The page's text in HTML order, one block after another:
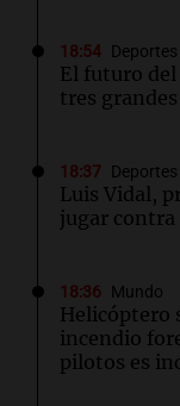
18:54 Deportes
El futuro
tres
18:37 Deportes
Luis Vidal,
jugar
18:36 Mundo
Helicóptero
incendio
pilotos es